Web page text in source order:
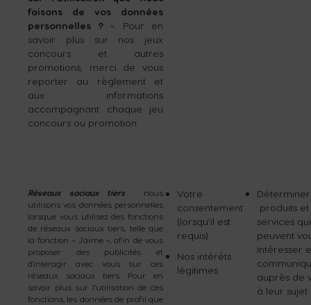
faisons de vos données
personnelles ? ». Pour en
savoir plus sur nos jeux
concours et autres
promotions, merci de vous
reporter au règlement et
aux informations
accompagnant chaque jeu
concours ou promotion.
Réseaux sociaux tiers : nous
utilisons vos données personnelles
lorsque vous utilisez des fonctions
de réseaux sociaux tiers, telle que
la fonction « J'aime », afin de vous
proposer des publicités et
d'interagir avec vous sur ces
réseaux sociaux tiers. Pour en
savoir plus sur l’utilisation de ces
fonctions, les données de profil que
Votre
consentement
(lorsqu’il est
requis)
Nos intérêts
légitimes
produits et
services qui
peuvent
intéresser
auprès de
à leur sujet